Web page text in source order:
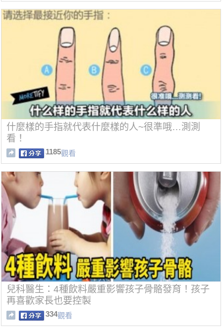
什麼樣的手指就代表什麼樣的人~很準哦…測測
看！
1185觀看
兒科醫生：4種飲料嚴重影響孩子骨骼發育！孩子
再喜歡家長也要控製
334觀看